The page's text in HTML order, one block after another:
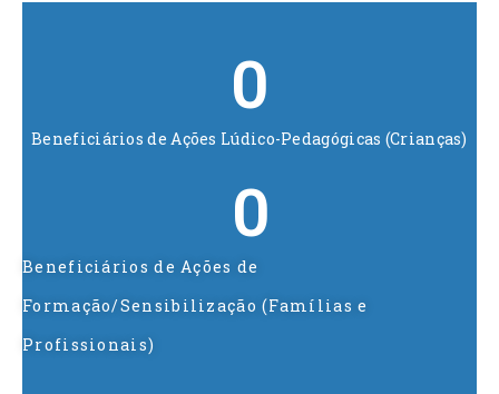
Beneficiários de Ações Lúdico-Pedagógicas (Crianças)
0
Beneficiários de Ações de
Formação/Sensibilização (Famílias e
Profissionais)
0